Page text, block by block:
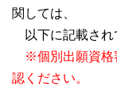
関しては、
以下に記載され
※個別出願資格
認ください。